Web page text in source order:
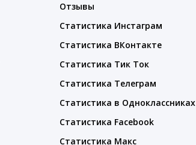
Отзывы
Статистика Инстаграм
Статистика ВКонтакте
Статистика Тик Ток
Статистика Телеграм
Статистика в Одноклассниках
Статистика Facebook
Статистика Макс